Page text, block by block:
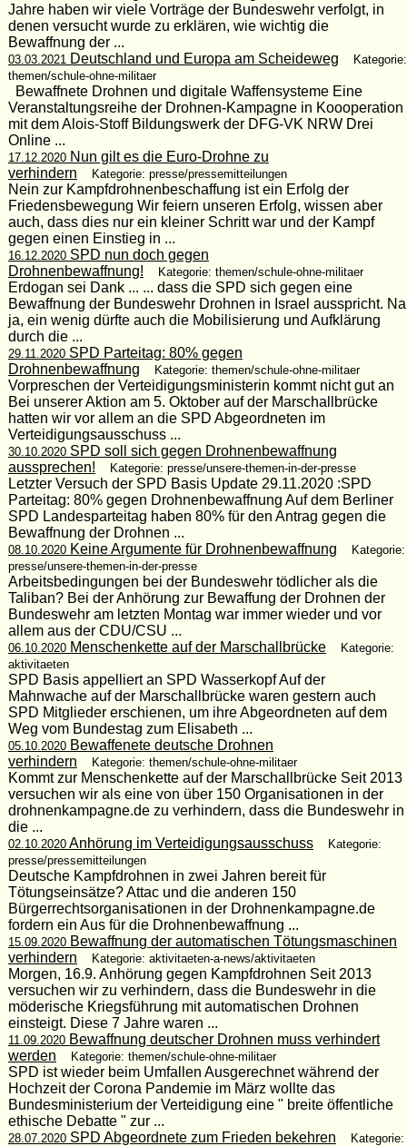
Jahre haben wir viele Vorträge der Bundeswehr verfolgt, in
denen versucht wurde zu erklären, wie wichtig die
Bewaffnung der ...
03.03.2021 Deutschland und Europa am Scheideweg
Kategorie:
themen/schule-ohne-militaer
Bewaffnete Drohnen und digitale Waffensysteme Eine
Veranstaltungsreihe der Drohnen-Kampagne in Koooperation
mit dem Alois-Stoff Bildungswerk der DFG-VK NRW Drei
Online ...
17.12.2020Nun gilt es die Euro-Drohne zu
verhindern
Kategorie: presse/pressemitteilungen
Nein zur Kampfdrohnenbeschaffung ist ein Erfolg der
Friedensbewegung Wir feiern unseren Erfolg, wissen aber
auch, dass dies nur ein kleiner Schritt war und der Kampf
gegen einen Einstieg in ...
16.12.2020SPD nun doch gegen
Drohnenbewaffnung!
Kategorie: themen/schule-ohne-militaer
Erdogan sei Dank ... ... dass die SPD sich gegen eine
Bewaffnung der Bundeswehr Drohnen in Israel ausspricht. Na
ja, ein wenig dürfte auch die Mobilisierung und Aufklärung
durch die ...
29.11.2020SPD Parteitag: 80% gegen
Drohnenbewaffnung
Kategorie: themen/schule-ohne-militaer
Vorpreschen der Verteidigungsministerin kommt nicht gut an
Bei unserer Aktion am 5. Oktober auf der Marschallbrücke
hatten wir vor allem an die SPD Abgeordneten im
Verteidigungsausschuss ...
30.10.2020SPD soll sich gegen Drohnenbewaffnung
aussprechen!
Kategorie: presse/unsere-themen-in-der-presse
Letzter Versuch der SPD Basis Update 29.11.2020 :SPD
Parteitag: 80% gegen Drohnenbewaffnung Auf dem Berliner
SPD Landesparteitag haben 80% für den Antrag gegen die
Bewaffnung der Drohnen ...
08.10.2020Keine Argumente für Drohnenbewaffnung
Kategorie:
presse/unsere-themen-in-der-presse
Arbeitsbedingungen bei der Bundeswehr tödlicher als die
Taliban? Bei der Anhörung zur Bewaffung der Drohnen der
Bundeswehr am letzten Montag war immer wieder und vor
allem aus der CDU/CSU ...
06.10.2020Menschenkette auf der Marschallbrücke
Kategorie:
aktivitaeten
SPD Basis appelliert an SPD Wasserkopf Auf der
Mahnwache auf der Marschallbrücke waren gestern auch
SPD Mitglieder erschienen, um ihre Abgeordneten auf dem
Weg vom Bundestag zum Elisabeth ...
05.10.2020Bewaffenete deutsche Drohnen
verhindern
Kategorie: themen/schule-ohne-militaer
Kommt zur Menschenkette auf der Marschallbrücke Seit 2013
versuchen wir als eine von über 150 Organisationen in der
drohnenkampagne.de zu verhindern, dass die Bundeswehr in
die ...
02.10.2020Anhörung im Verteidigungsausschuss
Kategorie:
presse/pressemitteilungen
Deutsche Kampfdrohnen in zwei Jahren bereit für
Tötungseinsätze? Attac und die anderen 150
Bürgerrechtsorganisationen in der Drohnenkampagne.de
fordern ein Aus für die Drohnenbewaffnung ...
15.09.2020Bewaffnung der automatischen Tötungsmaschinen
verhindern
Kategorie: aktivitaeten-a-news/aktivitaeten
Morgen, 16.9. Anhörung gegen Kampfdrohnen Seit 2013
versuchen wir zu verhindern, dass die Bundeswehr in die
möderische Kriegsführung mit automatischen Drohnen
einsteigt. Diese 7 Jahre waren ...
11.09.2020Bewaffnung deutscher Drohnen muss verhindert
werden
Kategorie: themen/schule-ohne-militaer
SPD ist wieder beim Umfallen Ausgerechnet während der
Hochzeit der Corona Pandemie im März wollte das
Bundesministerium der Verteidigung eine " breite öffentliche
ethische Debatte " zur ...
28.07.2020SPD Abgeordnete zum Frieden bekehren
Kategorie: